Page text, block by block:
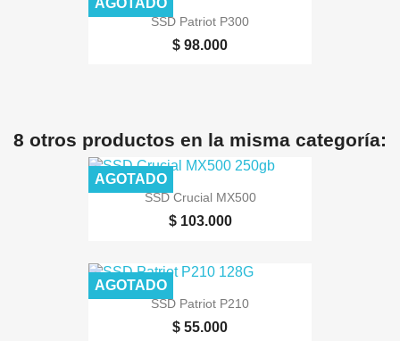
SSD Patriot P300
$ 98.000
8 otros productos en la misma categoría:
SSD Crucial MX500
$ 103.000
AGOTADO
SSD Patriot P210
$ 55.000
AGOTADO